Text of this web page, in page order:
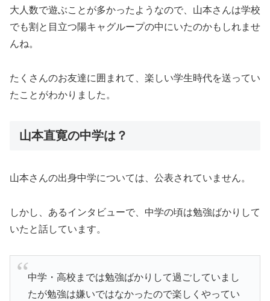
大人数で遊ぶことが多かったようなので、山本さんは学校
でも割と目立つ陽キャグループの中にいたのかもしれませ
んね。
たくさんのお友達に囲まれて、楽しい学生時代を送ってい
たことがわかりました。
山本直寛の中学は？
山本さんの出身中学については、公表されていません。
しかし、あるインタビューで、中学の頃は勉強ばかりして
いたと話しています。
中学・高校までは勉強ばかりして過ごしていまし
たが勉強は嫌いではなかったので楽しくやってい